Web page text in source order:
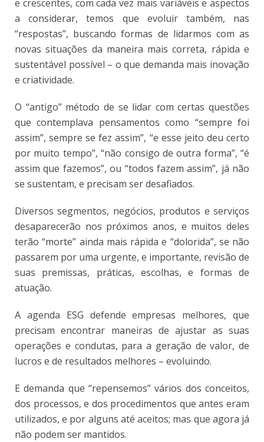
e crescentes, com cada vez mais variáveis e aspectos
a considerar, temos que evoluir também, nas
“respostas”, buscando formas de lidarmos com as
novas situações da maneira mais correta, rápida e
sustentável possível – o que demanda mais inovação
e criatividade.
O “antigo” método de se lidar com certas questões
que contemplava pensamentos como “sempre foi
assim”, sempre se fez assim”, “e esse jeito deu certo
por muito tempo”, “não consigo de outra forma”, “é
assim que fazemos”, ou “todos fazem assim”, já não
se sustentam, e precisam ser desafiados.
Diversos segmentos, negócios, produtos e serviços
desaparecerão nos próximos anos, e muitos deles
terão “morte” ainda mais rápida e “dolorida”, se não
passarem por uma urgente, e importante, revisão de
suas premissas, práticas, escolhas, e formas de
atuação.
A agenda ESG defende empresas melhores, que
precisam encontrar maneiras de ajustar as suas
operações e condutas, para a geração de valor, de
lucros e de resultados melhores – evoluindo.
E demanda que “repensemos” vários dos conceitos,
dos processos, e dos procedimentos que antes eram
utilizados, e por alguns até aceitos; mas que agora já
não podem ser mantidos.